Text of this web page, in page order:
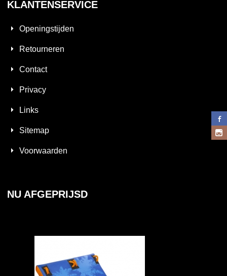
KLANTENSERVICE
Openingstijden
Retourneren
Contact
Privacy
Links
Sitemap
Voorwaarden
NU AFGEPRIJSD